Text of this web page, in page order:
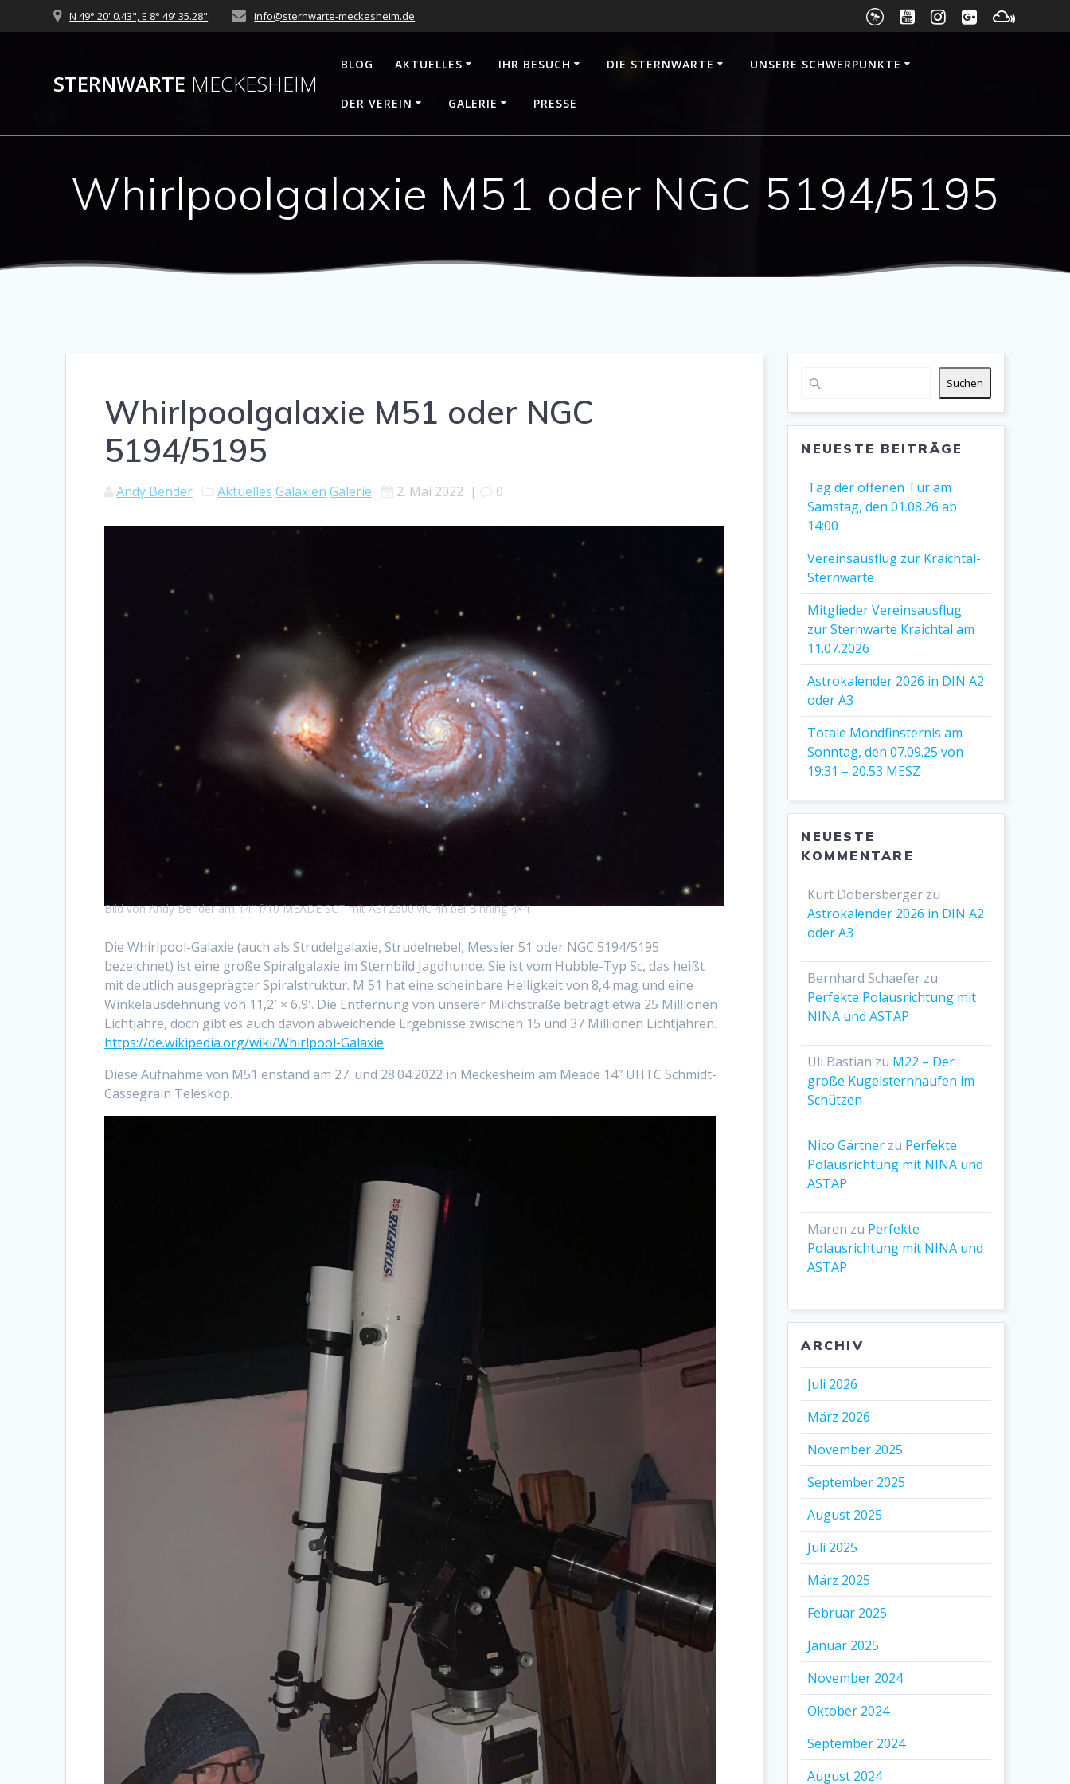
Inhalt
N 49° 20' 0.43", E 8° 49' 35.28" info@sternwarte-meckesheim.de
STERNWARTE MECKESHEIM
BLOG AKTUELLES IHR BESUCH DIE STERNWARTE UNSERE SCHWERPUNKTE
DER VEREIN GALERIE PRESSE
Whirlpoolgalaxie M51 oder NGC 5194/5195
Whirlpoolgalaxie M51 oder NGC
5194/5195
Andy Bender Aktuelles Galaxien Galerie 2. Mai 2022 | 0
Bild von Andy Bender am 14″ f/10 MEADE SCT mit ASI 2600MC 4h bei Binning 4×4
Die Whirlpool-Galaxie (auch als Strudelgalaxie, Strudelnebel, Messier 51 oder NGC 5194/5195
bezeichnet) ist eine große Spiralgalaxie im Sternbild Jagdhunde. Sie ist vom Hubble-Typ Sc, das heißt
mit deutlich ausgeprägter Spiralstruktur. M 51 hat eine scheinbare Helligkeit von 8,4 mag und eine
Winkelausdehnung von 11,2′ × 6,9′. Die Entfernung von unserer Milchstraße beträgt etwa 25 Millionen
Lichtjahre, doch gibt es auch davon abweichende Ergebnisse zwischen 15 und 37 Millionen Lichtjahren.
https://de.wikipedia.org/wiki/Whirlpool-Galaxie
Diese Aufnahme von M51 enstand am 27. und 28.04.2022 in Meckesheim am Meade 14″ UHTC Schmidt-
Cassegrain Teleskop.
Suchen
NEUESTE BEITRÄGE
Tag der offenen Tür am
Samstag, den 01.08.26 ab
14:00
Vereinsausflug zur Kraichtal-
Sternwarte
Mitglieder Vereinsausflug
zur Sternwarte Kraichtal am
11.07.2026
Astrokalender 2026 in DIN A2
oder A3
Totale Mondfinsternis am
Sonntag, den 07.09.25 von
19:31 – 20.53 MESZ
NEUESTE
KOMMENTARE
Kurt Dobersberger zu
Astrokalender 2026 in DIN A2
oder A3
Bernhard Schaefer zu
Perfekte Polausrichtung mit
NINA und ASTAP
Uli Bastian zu M22 – Der
große Kugelsternhaufen im
Schützen
Nico Gärtner zu Perfekte
Polausrichtung mit NINA und
ASTAP
Maren zu Perfekte
Polausrichtung mit NINA und
ASTAP
ARCHIV
Juli 2026
März 2026
November 2025
September 2025
August 2025
Juli 2025
März 2025
Februar 2025
Januar 2025
November 2024
Oktober 2024
September 2024
August 2024